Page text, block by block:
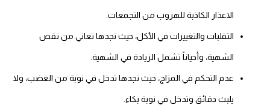
الاعذار الكاذبة للهروب من التجمعات.
التقلبات والتغييرات في الأكل، حيث نجدها تعاني من نقص
الشهية، وأحياناً تشمل الزيادة في الشهية.
عدم التحكم في المزاج، حيث نجدها تدخل في نوبة من الغضب، ولا
يلبث دقائق وتدخل في نوبة بكاء.